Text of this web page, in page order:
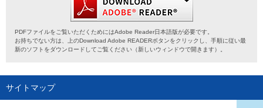
PDFファイルをご覧いただくためにはAdobe Reader日本語版が必要です。
お持ちでない方は、上のDownload Adobe READERボタンをクリックし、手順に従い最
新のソフトをダウンロードしてご覧ください（新しいウィンドウで開きます）。
サイトマップ